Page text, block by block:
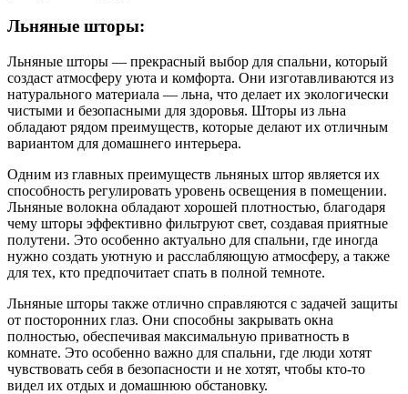
Льняные шторы:
Льняные шторы — прекрасный выбор для спальни, который
создаст атмосферу уюта и комфорта. Они изготавливаются из
натурального материала — льна, что делает их экологически
чистыми и безопасными для здоровья. Шторы из льна
обладают рядом преимуществ, которые делают их отличным
вариантом для домашнего интерьера.
Одним из главных преимуществ льняных штор является их
способность регулировать уровень освещения в помещении.
Льняные волокна обладают хорошей плотностью, благодаря
чему шторы эффективно фильтруют свет, создавая приятные
полутени. Это особенно актуально для спальни, где иногда
нужно создать уютную и расслабляющую атмосферу, а также
для тех, кто предпочитает спать в полной темноте.
Льняные шторы также отлично справляются с задачей защиты
от посторонних глаз. Они способны закрывать окна
полностью, обеспечивая максимальную приватность в
комнате. Это особенно важно для спальни, где люди хотят
чувствовать себя в безопасности и не хотят, чтобы кто-то
видел их отдых и домашнюю обстановку.